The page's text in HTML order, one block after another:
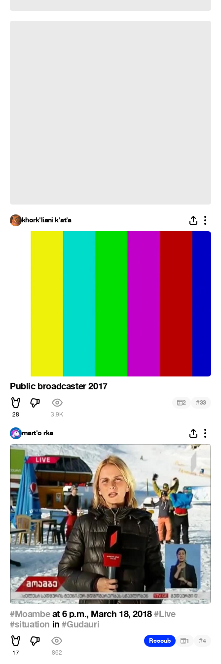
khork'liani k'at'a
Public broadcaster 2017
28 3.9K
2 #33
mart'o rka
#Moambeat 6 p.m., March 18, 2018#Live
#situation in#Gudauri
17 862
Recoub 1 #4